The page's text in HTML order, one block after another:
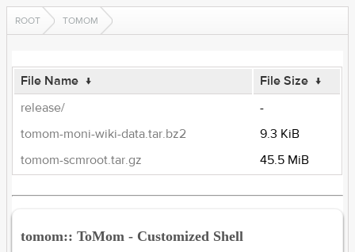
ROOT TOMOM
File Name ↓ File Size ↓
release/
-
tomom-moni-wiki-data.tar.bz2
9.3 KiB
tomom-scmroot.tar.gz
45.5 MiB
tomom:: ToMom - Customized Shell